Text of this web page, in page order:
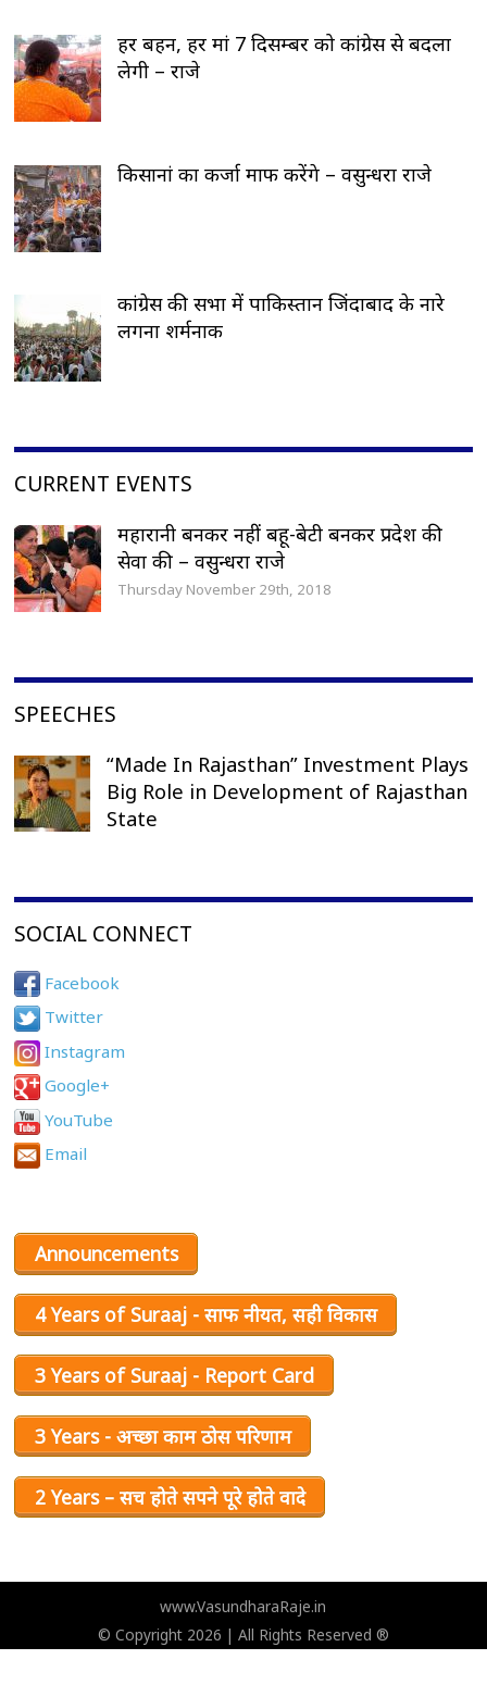
हर बहन, हर मां 7 दिसम्बर को कांग्रेस से बदला
लेगी – राजे
किसानां का कर्जा माफ करेंगे – वसुन्धरा राजे
कांग्रेस की सभा में पाकिस्तान जिंदाबाद के नारे
लगना शर्मनाक
CURRENT EVENTS
महारानी बनकर नहीं बहू-बेटी बनकर प्रदेश की
सेवा की – वसुन्धरा राजे
Thursday November 29th, 2018
SPEECHES
“Made In Rajasthan” Investment Plays
Big Role in Development of Rajasthan
State
SOCIAL CONNECT
Facebook
Twitter
Instagram
Google+
YouTube
Email
Announcements
4 Years of Suraaj - साफ नीयत, सही विकास
3 Years of Suraaj - Report Card
3 Years - अच्छा काम ठोस परिणाम
2 Years – सच होते सपने पूरे होते वादे
www.VasundharaRaje.in
© Copyright 2026 | All Rights Reserved ®